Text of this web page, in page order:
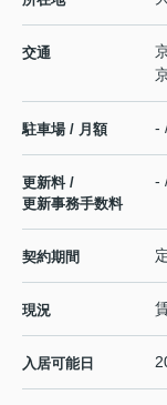
交通
駐車場 / 月額 -
更新料 /
更新事務手数料
-
契約期間
現況
入居可能日